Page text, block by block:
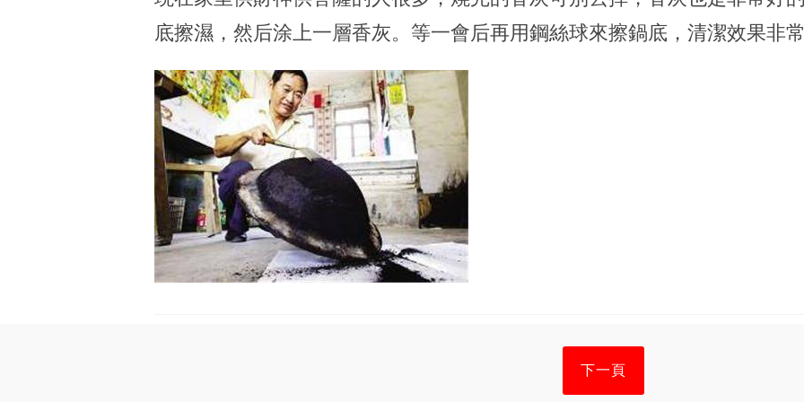
底擦濕，然后涂上一層香灰。等一會后再用鋼絲球來擦鍋底，清潔效果非
下一頁